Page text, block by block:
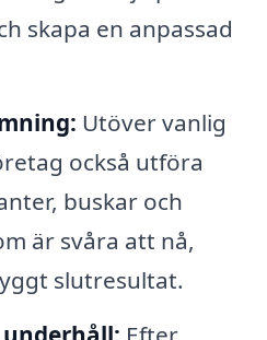
skapa en anpassad
Utöver vanlig
också utföra
buskar och
är svåra att nå,
slutresultat.